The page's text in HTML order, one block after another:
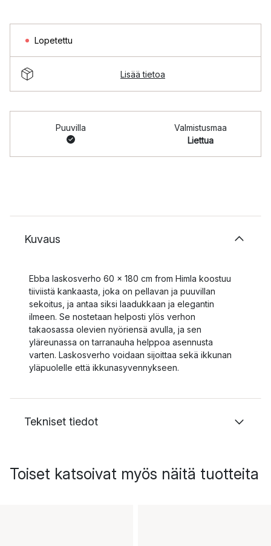
Lopetettu
Lisää tietoa
Puuvilla
Valmistusmaa
Liettua
Kuvaus
Ebba laskosverho 60 x 180 cm from Himla koostuu
tiiviistä kankaasta, joka on pellavan ja puuvillan
sekoitus, ja antaa siksi laadukkaan ja elegantin
ilmeen. Se nostetaan helposti ylös verhon
takaosassa olevien nyöriensä avulla, ja sen
yläreunassa on tarranauha helppoa asennusta
varten. Laskosverho voidaan sijoittaa sekä ikkunan
yläpuolelle että ikkunasyvennykseen.
Tekniset tiedot
Toiset katsoivat myös näitä tuotteita